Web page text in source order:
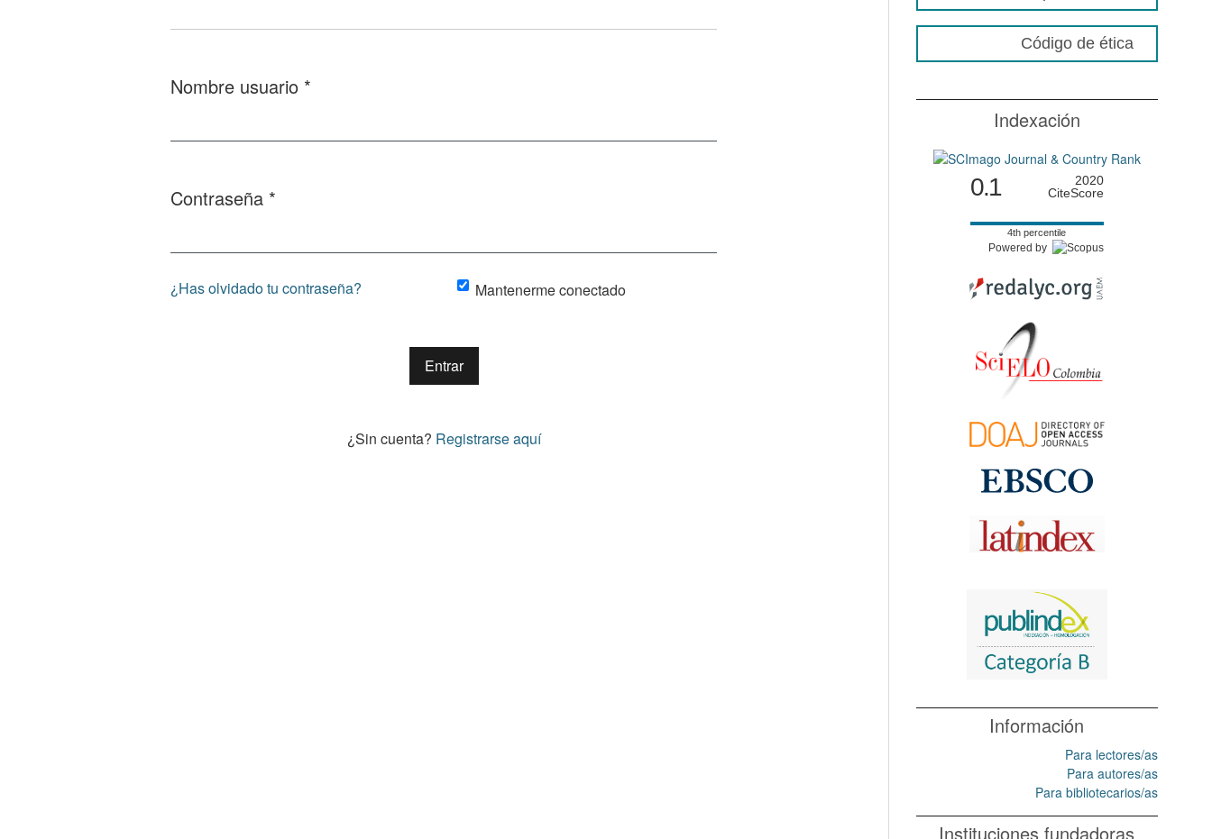
Nombre usuario *
Contraseña *
¿Has olvidado tu contraseña? Mantenerme conectado
Entrar
¿Sin cuenta? Registrarse aquí
Código de ética
Indexación
0.1
2020
CiteScore
4th percentile
Powered by
Información
Para lectores/as
Para autores/as
Para bibliotecarios/as
Instituciones fundadoras